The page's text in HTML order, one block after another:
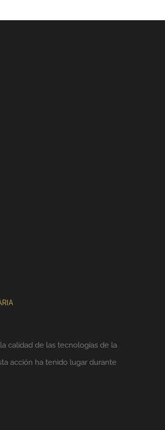
calidad de las tecnologías de la
acción ha tenido lugar durante